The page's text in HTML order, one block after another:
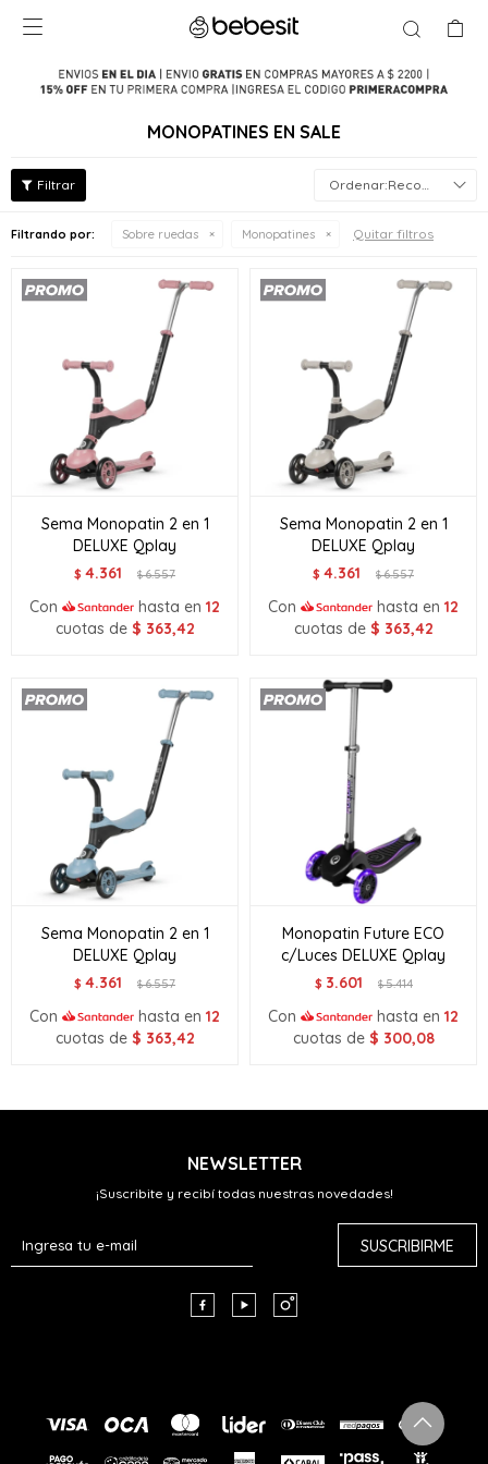

MONOPATINES EN SALE
Recomendados
Filtrando por: Sobre ruedas Monopatines Quitar filtros
Sema Monopatin 2 en 1
DELUXE Qplay
$ 4.361 $6.557
Con hasta en 12
cuotas de $ 363,42
Sema Monopatin 2 en 1
DELUXE Qplay
$ 4.361 $6.557
Con hasta en 12
cuotas de $ 363,42
Sema Monopatin 2 en 1
DELUXE Qplay
$ 4.361 $6.557
Con hasta en 12
cuotas de $ 363,42
Monopatin Future ECO
c/Luces DELUXE Qplay
$ 3.601 $5.414
Con hasta en 12
cuotas de $ 300,08
NEWSLETTER
¡Suscribite y recibí todas nuestras novedades!
SUSCRIBIRME
  